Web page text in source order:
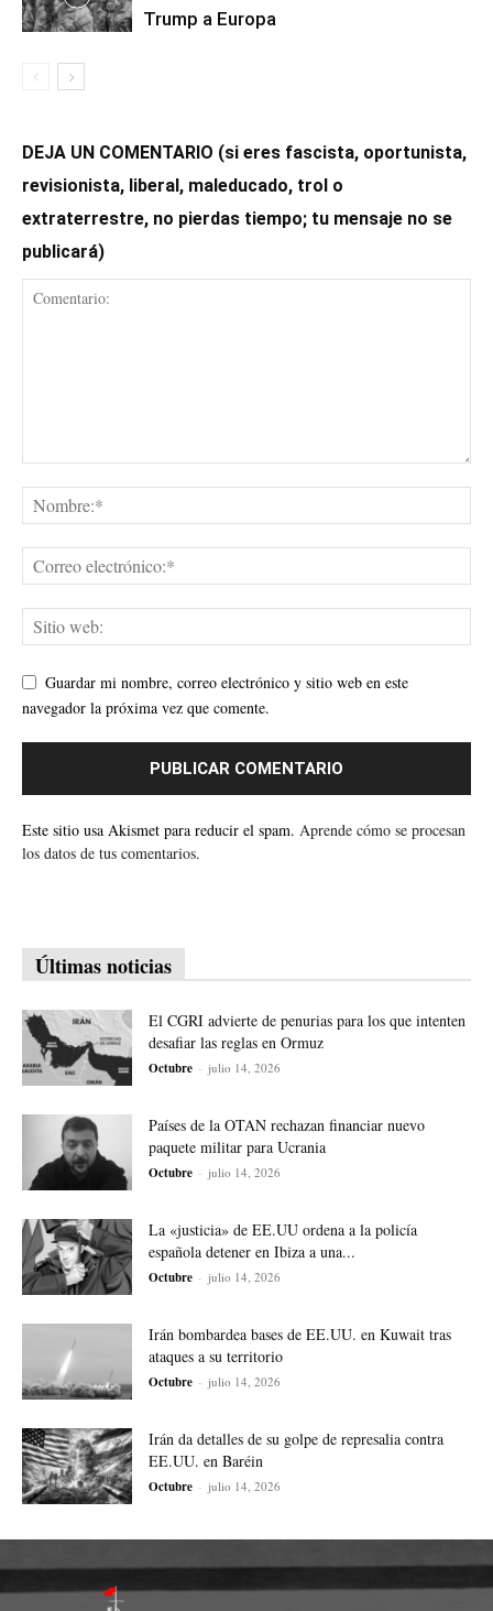
Trump a Europa
DEJA UN COMENTARIO (si eres fascista, oportunista,
revisionista, liberal, maleducado, trol o
extraterrestre, no pierdas tiempo; tu mensaje no se
publicará)
Guardar mi nombre, correo electrónico y sitio web en este
navegador la próxima vez que comente.
Este sitio usa Akismet para reducir el spam. Aprende cómo se procesan
los datos de tus comentarios.
Últimas noticias
El CGRI advierte de penurias para los que intenten
desafiar las reglas en Ormuz
Octubre - julio 14, 2026
Países de la OTAN rechazan financiar nuevo
paquete militar para Ucrania
Octubre - julio 14, 2026
La «justicia» de EE.UU ordena a la policía
española detener en Ibiza a una...
Octubre - julio 14, 2026
Irán bombardea bases de EE.UU. en Kuwait tras
ataques a su territorio
Octubre - julio 14, 2026
Irán da detalles de su golpe de represalia contra
EE.UU. en Baréin
Octubre - julio 14, 2026